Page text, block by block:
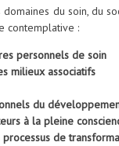
du soin, du
contemplative :
personnels de soin
milieux associatifs
du
à la pleine
de